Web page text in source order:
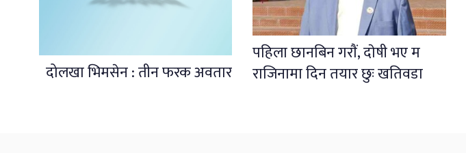
दोलखा भिमसेन : तीन फरक अवतार
पहिला छानबिन गराैं, दाेषी भए म
राजिनामा दिन तयार छुः खतिवडा